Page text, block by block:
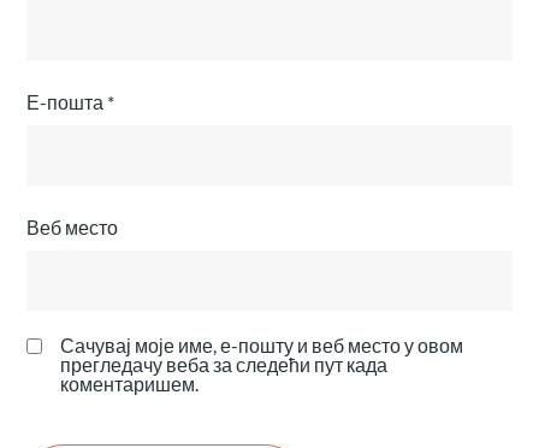
Е-пошта *
Веб место
Сачувај моје име, е-пошту и веб место у овом
прегледачу веба за следећи пут када
коментаришем.